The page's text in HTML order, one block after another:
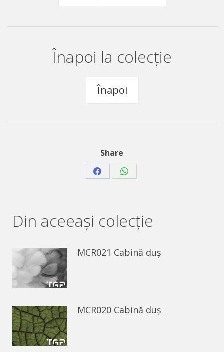
Înapoi la colecție
Înapoi
Share
Share Share
Din aceeaşi colecție
MCR021 Cabină duș
MCR020 Cabină duș